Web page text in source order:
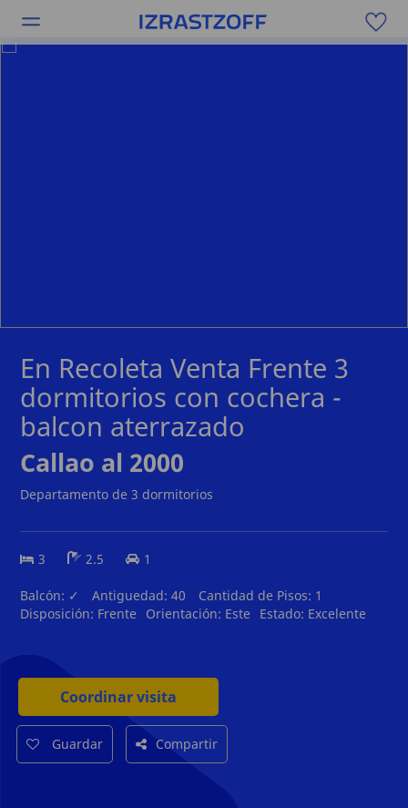
En Recoleta Venta Frente 3
dormitorios con cochera -
balcon aterrazado
Callao al 2000
Departamento de 3 dormitorios
3 2.5 1
Balcón: ✓ Antiguedad:40 Cantidad de Pisos: 1
Disposición: Frente Orientación: Este Estado: Excelente
Coordinar visita
Guardar Compartir